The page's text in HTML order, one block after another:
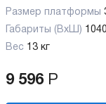
Размер платформы
Габариты (ВхШ)
Вес 13 кг
9 596 Р